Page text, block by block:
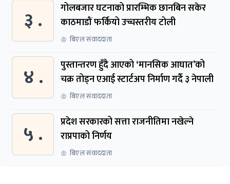
३ .
गोलबजार घटनाको प्रारम्भिक छानबिन सकेर
काठमाडौं फर्कियो उच्चस्तरीय टोली
बिएल संवाददाता
४ .
पुस्तान्तरण हुँदै आएको ‘मानसिक आघात’को
चक्र तोड्न एआई स्टार्टअप निर्माण गर्दै ३ नेपाली
बिएल संवाददाता
५ .
प्रदेश सरकारको सत्ता राजनीतिमा नखेल्ने
राप्रपाको निर्णय
बिएल संवाददाता